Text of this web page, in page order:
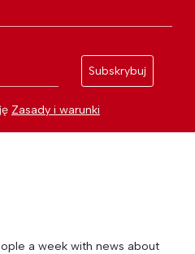
Subskrybuj
Zasady i warunki
a week with news about